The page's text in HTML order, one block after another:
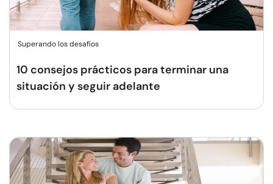
Superando los desafíos
10 consejos prácticos para terminar una
situación y seguir adelante